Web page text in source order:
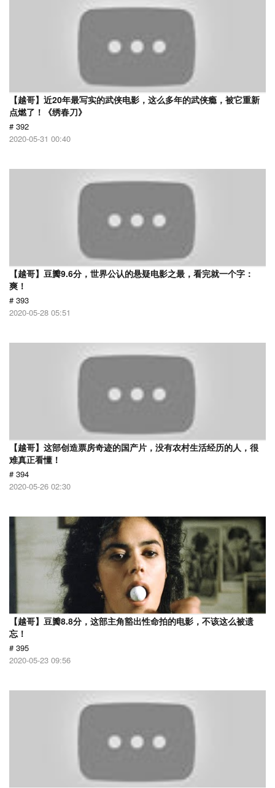
【越哥】近20年最写实的武侠电影，这么多年的武侠瘾，被它重新
点燃了！《绣春刀》
# 392
2020-05-31 00:40
【越哥】豆瓣9.6分，世界公认的悬疑电影之最，看完就一个字：
爽！
# 393
2020-05-28 05:51
【越哥】这部创造票房奇迹的国产片，没有农村生活经历的人，很
难真正看懂！
# 394
2020-05-26 02:30
【越哥】豆瓣8.8分，这部主角豁出性命拍的电影，不该这么被遗
忘！
# 395
2020-05-23 09:56